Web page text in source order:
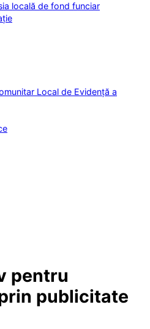
locală de fond funciar
Local de Evidență a
pentru
publicitate